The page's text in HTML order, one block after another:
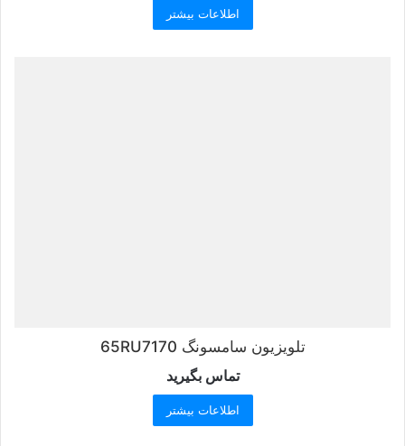
اطلاعات بیشتر
تلویزیون سامسونگ 65RU7170
تماس بگیرید
اطلاعات بیشتر